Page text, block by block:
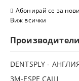
Абонирай се за
Виж всички
Производители
DENTSPLY -
3М-ESPE САЩ